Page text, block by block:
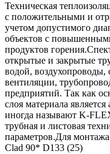
Техническая
с положительными и
учетом допустимого
объектов с
продуктов
открытые и закрытые
водой,
вентиляции,
предприятий. Так как
слоя материала
иногда называют K-
трубная и листовая
параметров.Для
Clad 90* D133 (25)